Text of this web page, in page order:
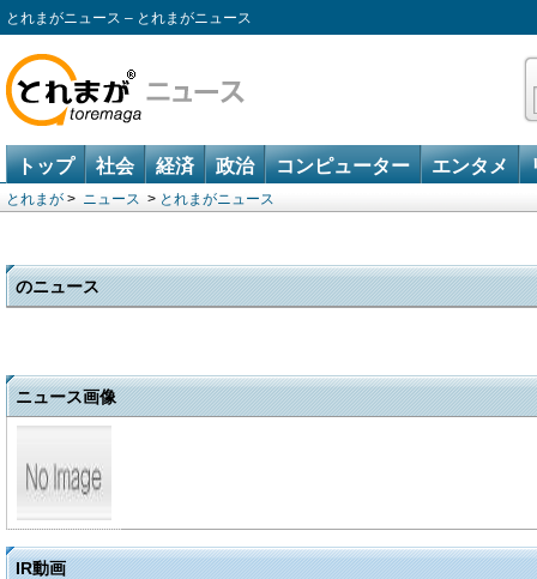
とれまがニュース – とれまがニュース
トップ 社会 経済 政治 コンピューター エンタメ
とれまが > ニュース > とれまがニュース
のニュース
ニュース画像
IR動画